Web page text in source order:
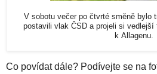
V sobotu večer po čtvrté směně bylo
postavili vlak ČSD a projeli si
k Allagenu.
Co povídat dále? Podívejte se na